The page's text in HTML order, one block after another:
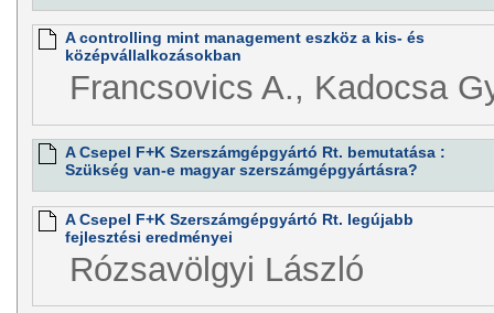
A controlling mint management eszköz a kis- és
középvállalkozásokban
Francsovics A., Kadocsa
A Csepel F+K Szerszámgépgyártó Rt. bemutatása :
Szükség van-e magyar szerszámgépgyártásra?
A Csepel F+K Szerszámgépgyártó Rt. legújabb
fejlesztési eredményei
Rózsavölgyi László